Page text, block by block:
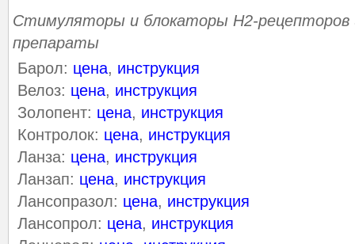
Стимуляторы и блокаторы Н2-рецепторов
препараты
Барол: цена, инструкция
Велоз: цена, инструкция
Золопент: цена, инструкция
Контролок: цена, инструкция
Ланза: цена, инструкция
Ланзап: цена, инструкция
Лансопразол: цена, инструкция
Лансопрол: цена, инструкция